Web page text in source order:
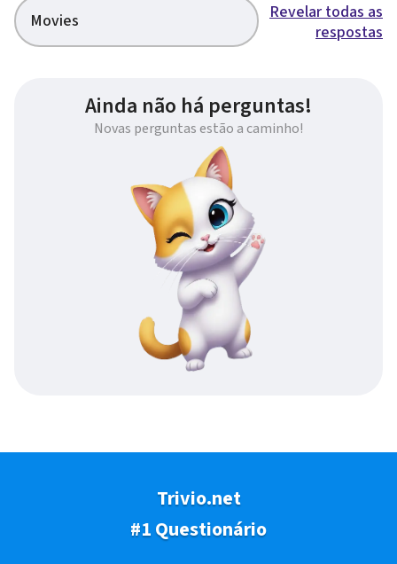
Movies
Revelar todas as
respostas
Ainda não há perguntas!
Novas perguntas estão a caminho!
Trivio.net
#1 Questionário